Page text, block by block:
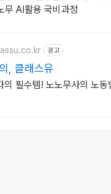
무 AI활용 국비과정
광고
, 클래스유
의 노동법, 51% 할인 중